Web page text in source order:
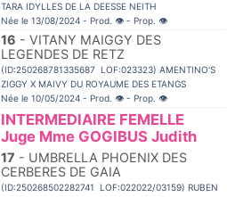
TARA IDYLLES DE LA DEESSE NEITH
Née le 13/08/2024 - Prod. 👁 - Prop. 👁
16 - VITANY MAIGGY DES
LEGENDES DE RETZ
(ID:250268781335687 LOF:023323) AMENTINO'S
ZIGGY X MAIVY DU ROYAUME DES ETANGS
Née le 10/05/2024 - Prod. 👁 - Prop. 👁
INTERMEDIAIRE FEMELLE
Juge Mme GOGIBUS Judith
17 - UMBRELLA PHOENIX DES
CERBERES DE GAIA
(ID:250268502282741 LOF:022022/03159) RUBEN